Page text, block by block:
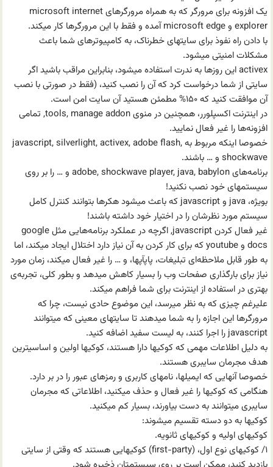
یک افزونه برای مرورگر که به همراه مرورگرهای microsoft internet
explorer و microsoft edge آمده و فقط با این مرورگرها کار میکند.
با دادن راه نفوذ برای سایتهای خطرناک، به کامپیوترهای شما باعث
مشکلات امنیتی میشود.
activex این روزها به ندرت استفاده میشود، بنابراین مراقب باشید اگر
سایتی از شما درخواست کرد که آن را نصب کنید، (فقط در صورتی با نصب
آن موافقت کنید که ۱۵۰% مطمئن هستید آن سایت امن است.
در اینترنت اکسپلورر، همچنین در منوی tools, manage addon, تمامی
افزونه‌ها را غیر فعال نمایید.
خصوصا اینکه مربوط به javascript, silverlight, activex, adobe flash,
shockwave و … باشند.
برنامه‌های adobe, shockwave player, java, babylon و … را بر روی
سیستمهای خود نصب نکنید!
بویژه، java و javascript که باعث میشود هکرها بتوانند کنترل کامل
سیستم مورد نظرشان را در اختیار خود داشته باشند!
غیر فعال کردن javascript, اگرچه در عملکرد برنامه‌هایی مثل google
docs و youtube که برای کار کردن به آن نیاز دارد اختلال ایجاد میکند، اما
به طور قابل ملاحظه‌ای تبلیغات، پاپآپها، و … را غیر فعال میکند، زمان مورد
نیاز برای بارگذاری صفحات وب را بسیار کاهش میدهد و بطور کلی، تجربه‌ی
بهتری در استفاده از اینترنت برای شما فراهم میکند.
علیرغم چیزی که به نظر میرسد، این موضوع حادی نیست، چرا که
مرورگرها این اجازه را به شما میدهند تا سایتهای معینی که میتوانند
javascript را اجرا کنند، به لیست سفید اضافه کنید.
به دلیل اطلاعات مهمی که کوکیها دارا هستند، کوکیها اولین و اساسیترین
هدف مجرمان سایبری هستند.
خصوصا آنهایی که ایمیلها، نامهای کاربری و رمزهای عبور را در بر دارد.
هنگامی که کوکیها را غیر فعال و حذف میکنید، اطلاعاتی که مجرمان
سایبری میتوانند به دست بیاورند، بسیار کم میکنید.
کوکیها به دو دسته تقسیم میشوند:
کوکیهای اولیه و کوکیهای ثانویه.
۱/ کوکیهای نوع اول، (first-party) کوکیهایی هستند که وقتی از سایتی